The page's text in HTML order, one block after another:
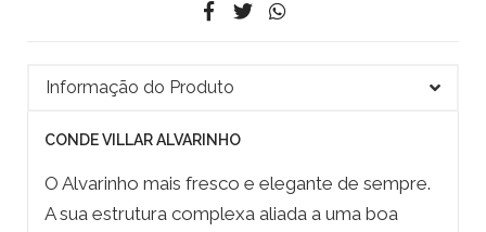
Informação do Produto
CONDE VILLAR ALVARINHO
O Alvarinho mais fresco e elegante de sempre.
A sua estrutura complexa aliada a uma boa